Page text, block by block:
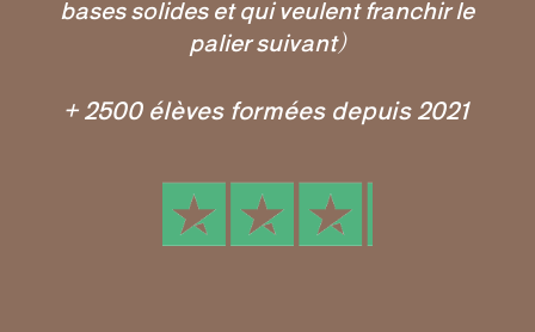
bases solides et qui veulent franchir le
palier suivant)
+ 2500 élèves formées depuis 2021